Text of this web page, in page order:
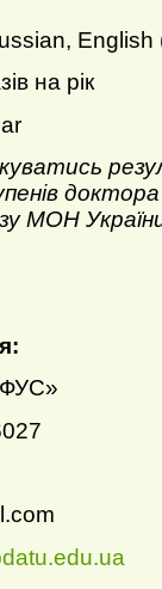
English
на рік
доктора
МОН